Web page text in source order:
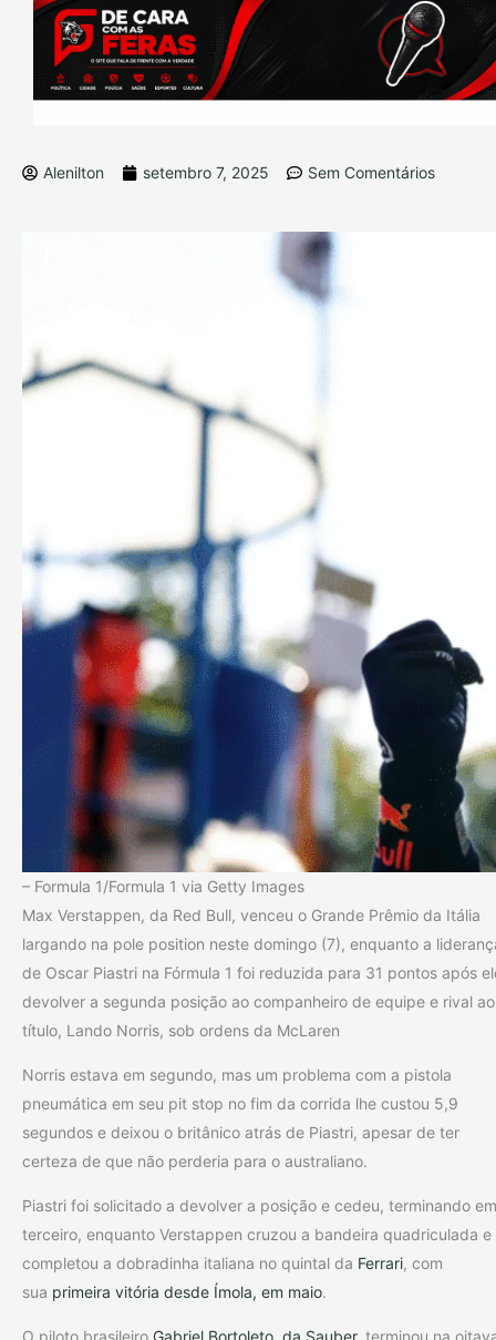
Alenilton setembro 7, 2025 Sem Comentários
– Formula 1/Formula 1 via Getty Images
Max Verstappen, da Red Bull, venceu o Grande Prêmio da Itália
largando na pole position neste domingo (7), enquanto a
de Oscar Piastri na Fórmula 1 foi reduzida para 31 pontos após
devolver a segunda posição ao companheiro de equipe e rival ao
título, Lando Norris, sob ordens da McLaren
Norris estava em segundo, mas um problema com a pistola
pneumática em seu pit stop no fim da corrida lhe custou 5,9
segundos e deixou o britânico atrás de Piastri, apesar de ter
certeza de que não perderia para o australiano.
Piastri foi solicitado a devolver a posição e cedeu, terminando em
terceiro, enquanto Verstappen cruzou a bandeira quadriculada e
completou a dobradinha italiana no quintal da Ferrari, com
sua primeira vitória desde Ímola, em maio.
O piloto brasileiro Gabriel Bortoleto, da Sauber, terminou na